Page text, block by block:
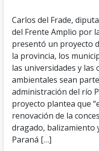
Carlos del Frade,
del Frente Amplio por
presentó un proyecto
la provincia, los
las universidades y las
ambientales sean
administración del río
proyecto plantea que
renovación de la
dragado, balizamiento
Paraná […]